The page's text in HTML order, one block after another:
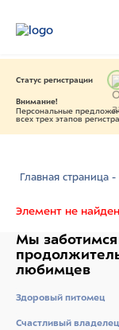
Статус регистрации
Внимание!
Персональные
всех трех этапов
Главная страница -
Элемент не
Мы заботимся
любимцев
Здоровый питомец
Счастливый владелец